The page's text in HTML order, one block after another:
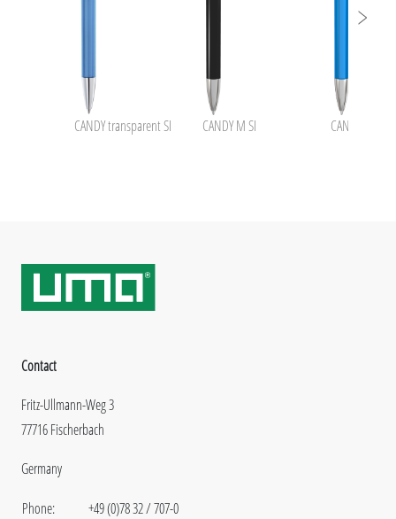
CANDY transparent SI CANDY M SI CANDY
Contact
Fritz-Ullmann-Weg 3
77716 Fischerbach
Germany
Phone:
+49 (0)78 32 / 707-0